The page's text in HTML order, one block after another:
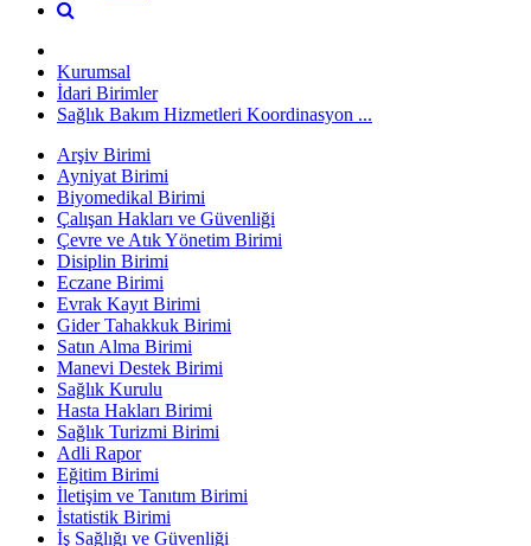
Kurumsal
İdari Birimler
Sağlık Bakım Hizmetleri Koordinasyon ...
Arşiv Birimi
Ayniyat Birimi
Biyomedikal Birimi
Çalışan Hakları ve Güvenliği
Çevre ve Atık Yönetim Birimi
Disiplin Birimi
Eczane Birimi
Evrak Kayıt Birimi
Gider Tahakkuk Birimi
Satın Alma Birimi
Manevi Destek Birimi
Sağlık Kurulu
Hasta Hakları Birimi
Sağlık Turizmi Birimi
Adli Rapor
Eğitim Birimi
İletişim ve Tanıtım Birimi
İstatistik Birimi
İş Sağlığı ve Güvenliği